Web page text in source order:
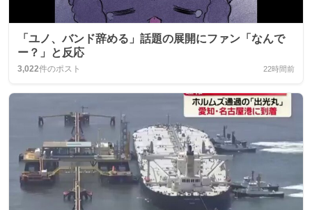
「ユノ、バンド辞める」話題の展開にファン「なんで
ー？」と反応
3,022件のポスト 22時間前